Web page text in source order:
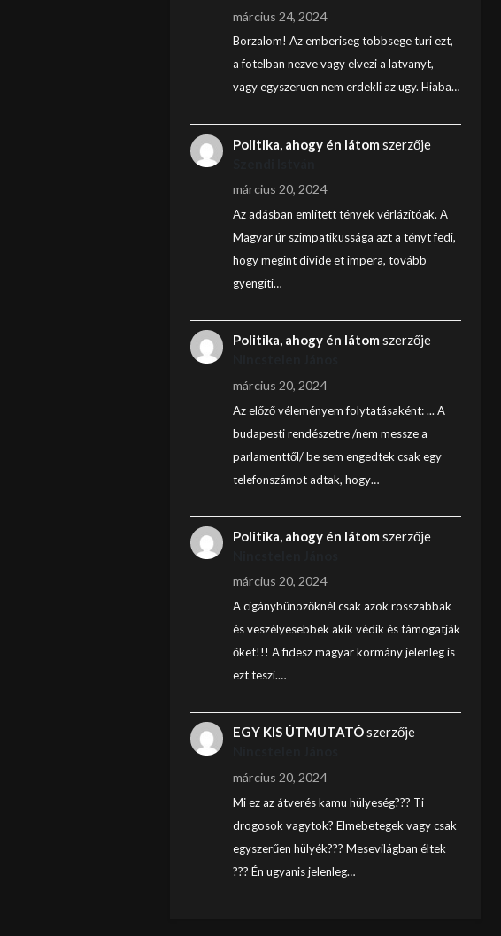
március 24, 2024
Borzalom! Az emberiseg tobbsege turi ezt,
a fotelban nezve vagy elvezi a latvanyt,
vagy egyszeruen nem erdekli az ugy. Hiaba…
Politika, ahogy én látom szerzője
március 20, 2024
Az adásban említett tények vérlázítóak. A
Magyar úr szimpatikussága azt a tényt fedi,
hogy megint divide et impera, tovább
gyengíti…
Politika, ahogy én látom szerzője
március 20, 2024
Az előző véleményem folytatásaként: ... A
budapesti rendészetre /nem messze a
parlamenttől/ be sem engedtek csak egy
telefonszámot adtak, hogy…
Politika, ahogy én látom szerzője
március 20, 2024
A cigánybűnözőknél csak azok rosszabbak
és veszélyesebbek akik védik és támogatják
őket!!! A fidesz magyar kormány jelenleg is
ezt teszi.…
EGY KIS ÚTMUTATÓszerzője
március 20, 2024
Mi ez az átverés kamu hülyeség??? Ti
drogosok vagytok? Elmebetegek vagy csak
egyszerűen hülyék??? Mesevilágban éltek
??? Én ugyanis jelenleg…